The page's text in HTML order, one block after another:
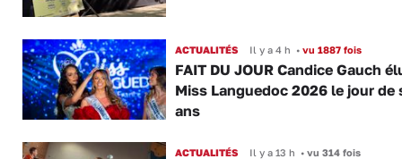
ACTUALITÉS Il y a 4 h •vu 1887 fois
FAIT DU JOUR Candice Gauch
Miss Languedoc 2026 le jour de
ans
ACTUALITÉS Il y a 13 h •vu 314 fois